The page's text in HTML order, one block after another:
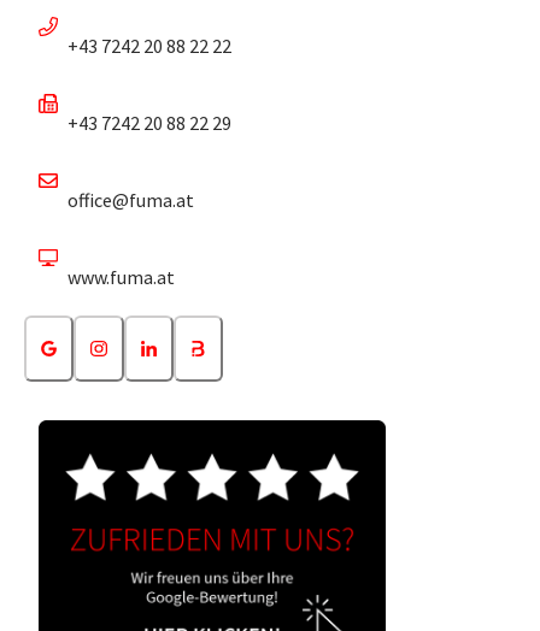
+43 7242 20 88 22 22
+43 7242 20 88 22 29
office@fuma.at
www.fuma.at